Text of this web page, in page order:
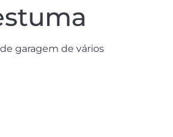
garagem de vários